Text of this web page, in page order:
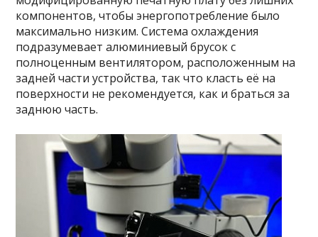
компонентов, чтобы энергопотребление было
максимально низким. Система охлаждения
подразумевает алюминиевый брусок с
полноценным вентилятором, расположенным на
задней части устройства, так что класть её на
поверхности не рекомендуется, как и браться за
заднюю часть.